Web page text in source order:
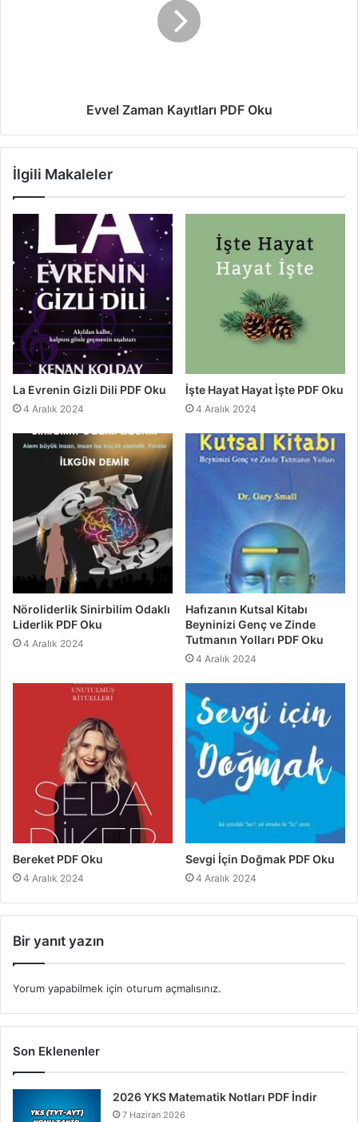
Evvel Zaman Kayıtları PDF Oku
İlgili Makaleler
La Evrenin Gizli Dili PDF Oku
4 Aralık 2024
İşte Hayat Hayat İşte PDF Oku
4 Aralık 2024
Nöroliderlik Sinirbilim Odaklı
Liderlik PDF Oku
4 Aralık 2024
Hafızanın Kutsal Kitabı
Beyninizi Genç ve Zinde
Tutmanın Yolları PDF Oku
4 Aralık 2024
Bereket PDF Oku
4 Aralık 2024
Sevgi İçin Doğmak PDF Oku
4 Aralık 2024
Bir yanıt yazın
Yorum yapabilmek için oturum açmalısınız.
Son Eklenenler
2026 YKS Matematik Notları PDF İndir
7 Haziran 2026